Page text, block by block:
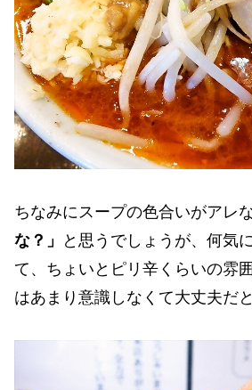
ちなみにスープの色合いがアレ
な？」
と思うでしょうが、何気
て、ちょいとピリ辛くらいの雰
はあまり意識しなくて大丈夫だ